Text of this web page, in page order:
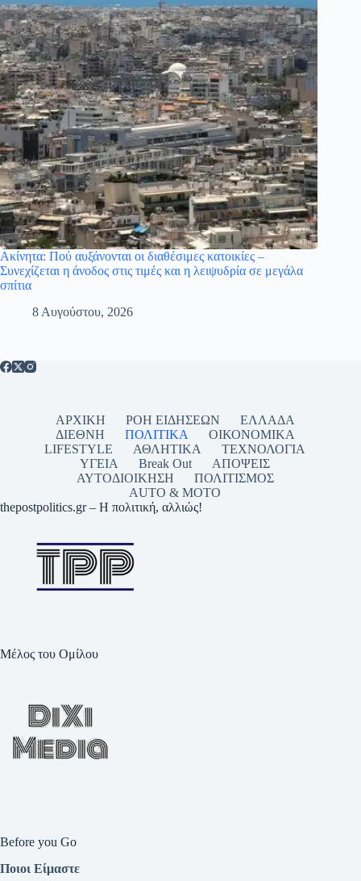
Ακίνητα: Πού αυξάνονται οι διαθέσιμες κατοικίες –
Συνεχίζεται η άνοδος στις τιμές και η λειψυδρία σε μεγάλα
σπίτια
8 Αυγούστου, 2026
ΑΡΧΙΚΗ ΡΟΗ ΕΙΔΗΣΕΩΝ
ΕΛΛΑΔΑ
ΔΙΕΘΝΗ
ΠΟΛΙΤΙΚΑ
ΟΙΚΟΝΟΜΙΚΑ
LIFESTYLE
ΑΘΛΗΤΙΚΑ
ΤΕΧΝΟΛΟΓΙΑ
ΥΓΕΙΑ
Break Out
ΑΠΟΨΕΙΣ
ΑΥΤΟΔΙΟΙΚΗΣΗ
ΠΟΛΙΤΙΣΜΟΣ
AUTO & MOTO
thepostpolitics.gr – Η πολιτική, αλλιώς!
Μέλος του Ομίλου
Before you Go
Ποιοι Είμαστε